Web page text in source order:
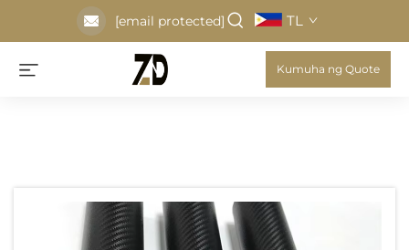
[email protected] TL
Kumuha ng Quote